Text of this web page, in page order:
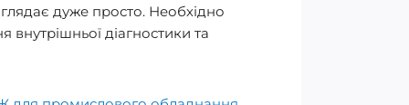
дуже просто. Необхідно
діагностики та